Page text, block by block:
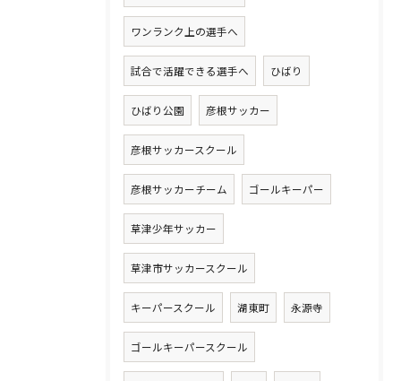
ワンランク上の選手へ
試合で活躍できる選手へ ひばり
ひばり公園 彦根サッカー
彦根サッカースクール
彦根サッカーチーム ゴールキーパー
草津少年サッカー
草津市サッカースクール
キーパースクール 湖東町 永源寺
ゴールキーパースクール